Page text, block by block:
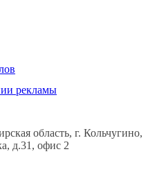
рекламы
область, г. Кольчугино,
д.31, офис 2